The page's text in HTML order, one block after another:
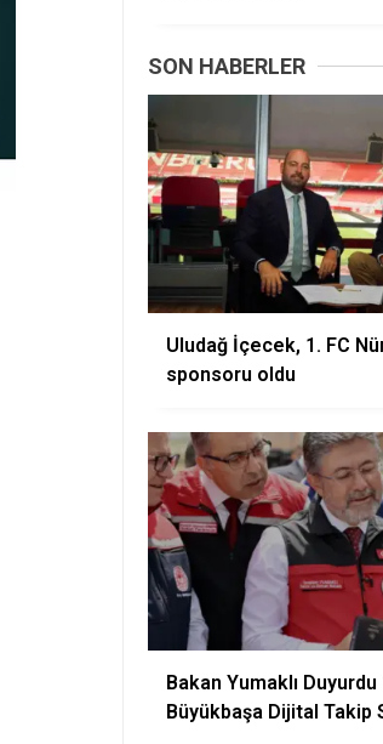
SON HABERLER
Uludağ İçecek, 1. FC
sponsoru oldu
Bakan Yumaklı
Büyükbaşa Dijital Takip